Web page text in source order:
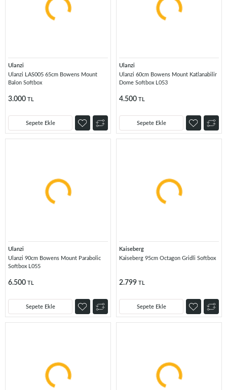
Ulanzi
Ulanzi LAS005 65cm Bowens Mount
Balon Softbox
3.000 TL
Sepete Ekle
Ulanzi
Ulanzi 60cm Bowens Mount Katlanabilir
Dome Softbox L053
4.500 TL
Sepete Ekle
Ulanzi
Ulanzi 90cm Bowens Mount Parabolic
Softbox L055
6.500 TL
Sepete Ekle
Kaiseberg
Kaiseberg 95cm Octagon Gridli Softbox
2.799 TL
Sepete Ekle